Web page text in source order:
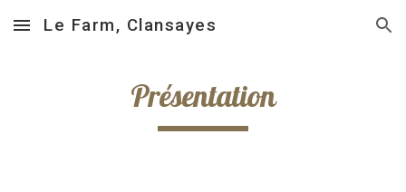
Skip to main content Skip to navigation
Le Farm, Clansayes
Présentation